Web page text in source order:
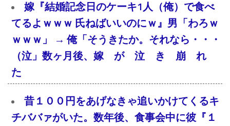
嫁『結婚記念日のケーキ1人（俺）で食べ
てるよｗｗｗ 氏ねばいいのにｗ』男「わろｗ
ｗｗｗ」 → 俺「そうきたか。それなら・・・
（泣」数ヶ月後、嫁 が 泣 き 崩 れ
た
昔１００円をあげなきゃ追いかけてくるキ
チババァがいた。数年後、食事会中に彼『１